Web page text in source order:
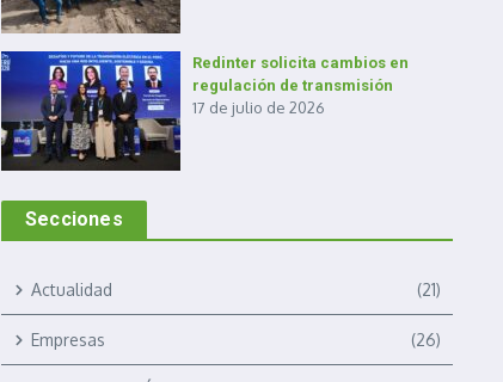
Redinter solicita cambios en
regulación de transmisión
17 de julio de 2026
Secciones
Actualidad (21)
Empresas (26)